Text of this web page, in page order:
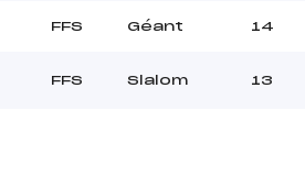
FFS Géant 14
FFS Slalom 13